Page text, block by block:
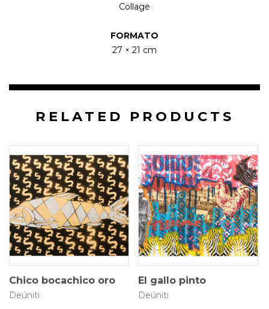
Collage
FORMATO
27 × 21 cm
RELATED PRODUCTS
50 × 30 cm
$ 280.000
Chico bocachico oro
Deúniti
85 × 55 cm
$900.000
El gallo pinto
Deúniti